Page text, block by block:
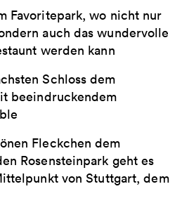
Favoritepark, wo nicht nur
auch das wundervolle
werden kann
Schloss dem
beeindruckendem
Fleckchen dem
Rosensteinpark geht es
von Stuttgart, dem